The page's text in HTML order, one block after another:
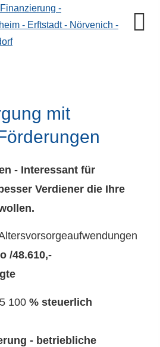
mit
- Interessant für
Verdiener die Ihre
/48.610,-
100 % steuerlich
- betriebliche